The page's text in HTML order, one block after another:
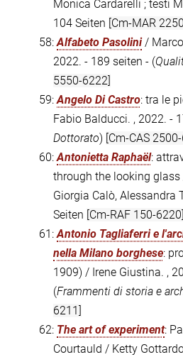
Monica Cardarelli ; testi
104 Seiten [Cm-MAR
58:Alfabeto Pasolini/
2022. - 189 seiten - (
5550-6222]
59:Angelo Di Castro: tra le
Fabio Balducci. , 2022. -
Dottorato) [Cm-CAS
60:Antonietta Raphaël:
through the looking
Giorgia Calò, Alessandra
Seiten [Cm-RAF 150-6220]
61:Antonio Tagliaferri e
nella Milano borghese:
1909) / Irene Giustina. ,
(Frammenti di storia e
6211]
62: The art of experiment:
Courtauld / Ketty